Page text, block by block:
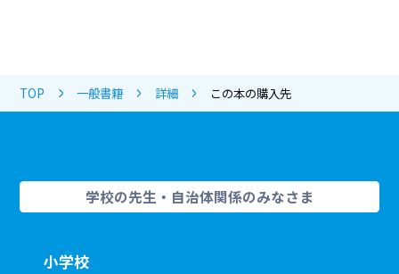
TOP 一般書籍 詳細 この本の購入先
学校の先生・自治体関係のみなさま
小学校